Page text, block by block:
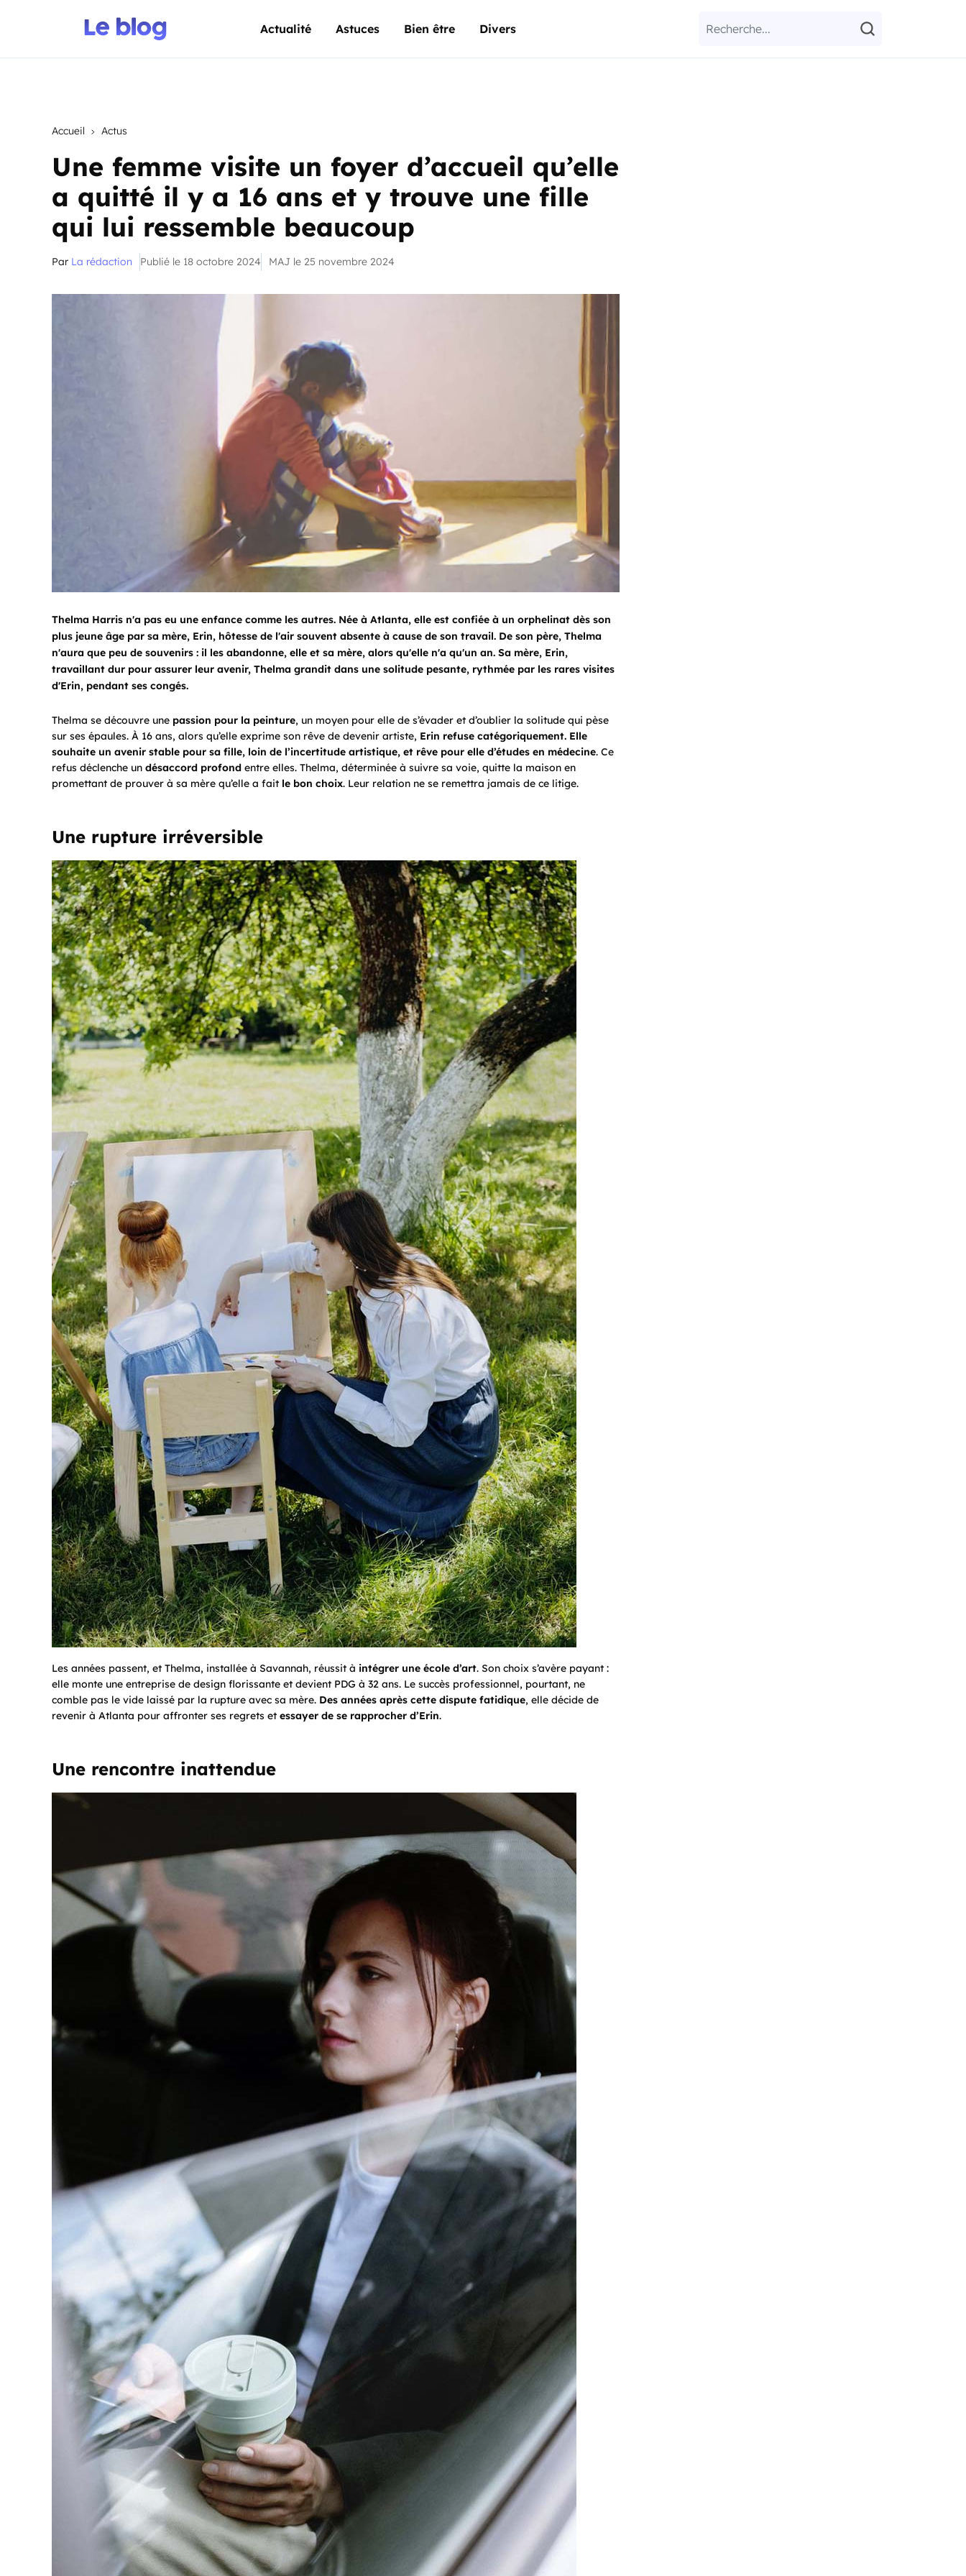
Actualité Astuces Bien être Divers
Accueil Actus
Une femme visite un foyer d’accueil qu’elle
a quitté il y a 16 ans et y trouve une fille
qui lui ressemble beaucoup
Par La rédaction Publié le 18 octobre 2024 MAJ le 25 novembre 2024
Thelma Harris n'a pas eu une enfance comme les autres. Née à Atlanta, elle est confiée à un orphelinat dès son
plus jeune âge par sa mère, Erin, hôtesse de l'air souvent absente à cause de son travail. De son père, Thelma
n'aura que peu de souvenirs : il les abandonne, elle et sa mère, alors qu'elle n'a qu'un an. Sa mère, Erin,
travaillant dur pour assurer leur avenir, Thelma grandit dans une solitude pesante, rythmée par les rares visites
d'Erin, pendant ses congés.
Thelma se découvre une passion pour la peinture, un moyen pour elle de s’évader et d’oublier la solitude qui pèse
sur ses épaules. À 16 ans, alors qu’elle exprime son rêve de devenir artiste, Erin refuse catégoriquement. Elle
souhaite un avenir stable pour sa fille, loin de l’incertitude artistique, et rêve pour elle d’études en médecine. Ce
refus déclenche un désaccord profond entre elles. Thelma, déterminée à suivre sa voie, quitte la maison en
promettant de prouver à sa mère qu’elle a fait le bon choix. Leur relation ne se remettra jamais de ce litige.
Une rupture irréversible
Les années passent, et Thelma, installée à Savannah, réussit à intégrer une école d’art. Son choix s’avère payant :
elle monte une entreprise de design florissante et devient PDG à 32 ans. Le succès professionnel, pourtant, ne
comble pas le vide laissé par la rupture avec sa mère. Des années après cette dispute fatidique, elle décide de
revenir à Atlanta pour affronter ses regrets et essayer de se rapprocher d’Erin.
Une rencontre inattendue